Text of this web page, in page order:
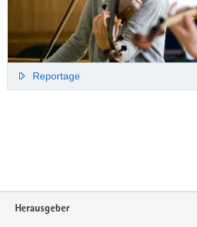
Reportage
Footer-
Herausgeber